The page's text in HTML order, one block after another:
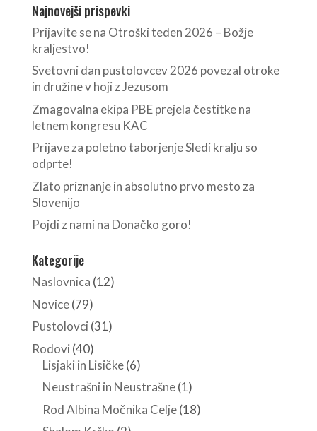
Najnovejši prispevki
Prijavite se na Otroški teden 2026 – Božje
kraljestvo!
Svetovni dan pustolovcev 2026 povezal otroke
in družine v hoji z Jezusom
Zmagovalna ekipa PBE prejela čestitke na
letnem kongresu KAC
Prijave za poletno taborjenje Sledi kralju so
odprte!
Zlato priznanje in absolutno prvo mesto za
Slovenijo
Pojdi z nami na Donačko goro!
Kategorije
Naslovnica (12)
Novice(79)
Pustolovci (31)
Rodovi (40)
Lisjaki in Lisičke(6)
Neustrašni in Neustrašne(1)
Rod Albina Močnika Celje(18)